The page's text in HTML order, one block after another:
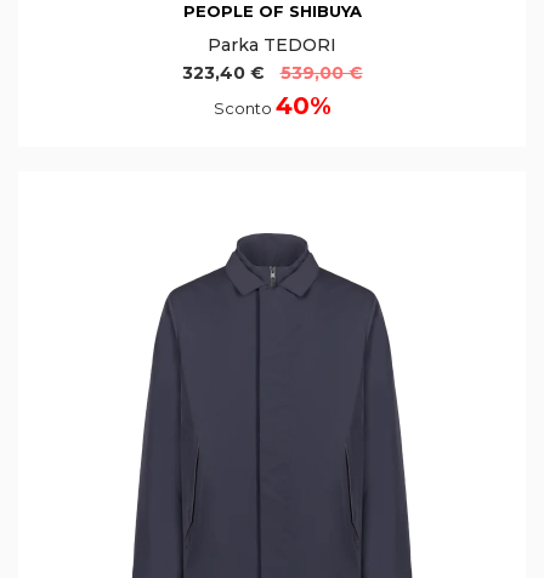
PEOPLE OF SHIBUYA
Parka TEDORI
323,40 €
539,00 €
Sconto 40%